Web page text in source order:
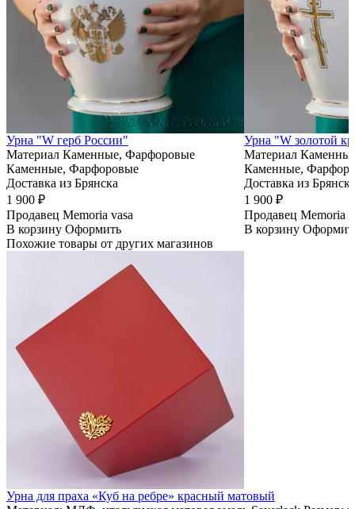
Урна "W герб России"
Материал Каменные, Фарфоровые
Каменные, Фарфоровые
Доставка из Брянска
1 900 ₽
Продавец Memoria vasa
В корзину Оформить
Урна "W золотой
Материал
Каменные,
Доставка из Брянска
1 900 ₽
Продавец Memoria
В корзину
Похожие товары от других магазинов
Урна для праха «Куб на ребре» красный матовый